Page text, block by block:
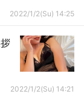
2022/1/2(Su) 14:25
2022/1/2(Su) 14:21